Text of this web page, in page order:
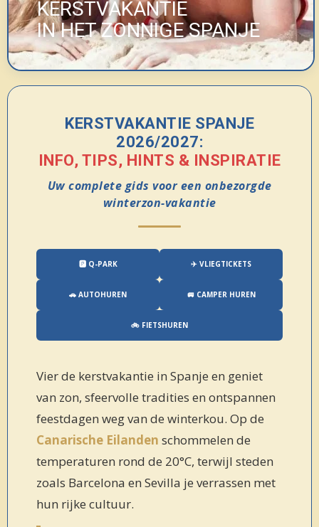
KERSTVAKANTIE
IN HET ZONNIGE SPANJE
KERSTVAKANTIE SPANJE
2026/2027:
INFO, TIPS, HINTS & INSPIRATIE
Uw complete gids voor een onbezorgde
winterzon-vakantie
🅿️ Q-PARK ✈️ VLIEGTICKETS
🚗 AUTOHUREN 🚐 CAMPER HUREN
🚲 FIETSHUREN
Vier de kerstvakantie in Spanje en geniet
van zon, sfeervolle tradities en ontspannen
feestdagen weg van de winterkou. Op de
Canarische Eilanden schommelen de
temperaturen rond de 20°C, terwijl steden
zoals Barcelona en Sevilla je verrassen met
hun rijke cultuur.